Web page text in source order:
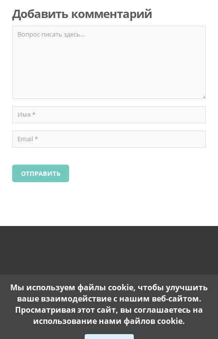
Добавить комментарий
Мы используем файлы cookie, чтобы улучшить
ваше взаимодействие с нашим веб-сайтом.
Просматривая этот сайт, вы соглашаетесь на
использование нами файлов cookie.